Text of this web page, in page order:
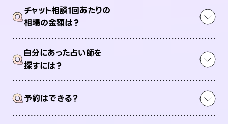
Qチャット相談1回あたりの
相場の金額は？
Q自分にあった占い師を
探すには？
Q予約はできる？